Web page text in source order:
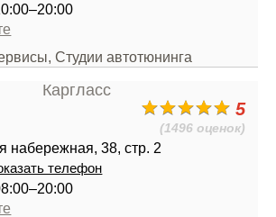
Студии автотюнинга
5
(1496 оценок)
набережная, 38, стр. 2
телефон